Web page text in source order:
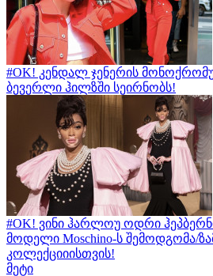
#OK! კენდალ ჯენერის
ბევერლი ჰილზში სეირნობს!
#OK! ვინი ჰარლოუ ოდრი
მოდელი Moschino-ს შემოდგომა/
კოლექციიისთვის!
მეტი